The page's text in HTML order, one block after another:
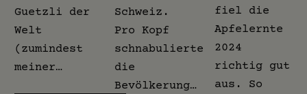
Guetzli der
Welt
(zumindest
meiner…
Schweiz.
Pro Kopf
schnabulierte
die
Bevölkerung…
fiel die
Apfelernte
2024
richtig gut
aus. So